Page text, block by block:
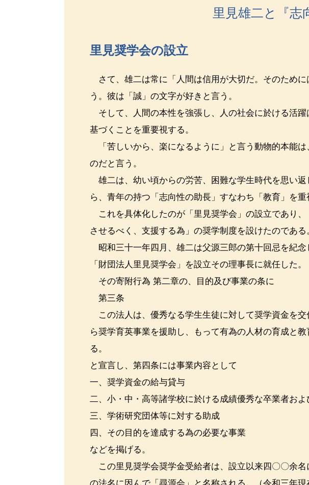
里見雄二と『志
里見奨学会の設立
さて、雄二は常に「人間は信用が大切だ。そのため
う。彼は「誠」の文字が好きと言う。
そして、人間の本性を強張し、人の社会に於ける活
基づくことを重要視する。
「苦しいから、楽になるように」と言う動物的本能
のだと言う。
雄二は、幼い頃からの労苦、困難な学生時代を思い
ら、青年の持つ「志向性の助長」すなわち「教育」を重
これを具体化したのが「里見奨学会」の設立であり
させるべく、支援する為」の奨学制度を設けたのである
昭和三十一年四月、雄二は父源三郎の第十回忌を紀
「財団法人里見奨学会」を設立その理事長に就任した。
その寄附行為 第二章の、目的及び事業の条に
第三条
この法人は、優秀なる学生生徒に対して奨学資金を
ら奨学育英事業を援助し、もって有為の人材の育成と
る。
と宣言し、第四条には事業内容として
一、奨学資金の給与貸与
二、小・中・高等諸学校に於ける成績優秀な卒業者お
三、学術研究団体等に対する助成
四、その目的を達成する為の必要な事業
などを掲げる。
この里見奨学会奨学金受給者は、設立以来四〇〇余